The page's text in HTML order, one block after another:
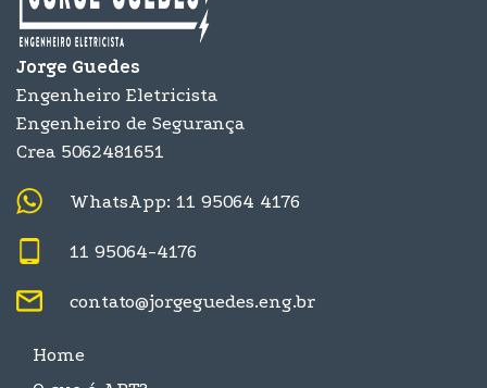
Jorge Guedes
Engenheiro Eletricista
Engenheiro de Segurança
Crea 5062481651
WhatsApp: 11 95064 4176
11 95064-4176
contato@jorgeguedes.eng.br
Home